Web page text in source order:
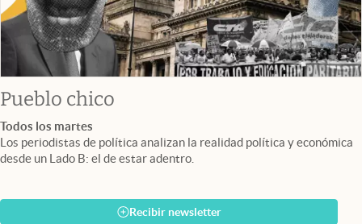
Pueblo chico
Todos los martes
Los periodistas de política analizan la realidad política y económica
desde un Lado B: el de estar adentro.
Recibir newsletter